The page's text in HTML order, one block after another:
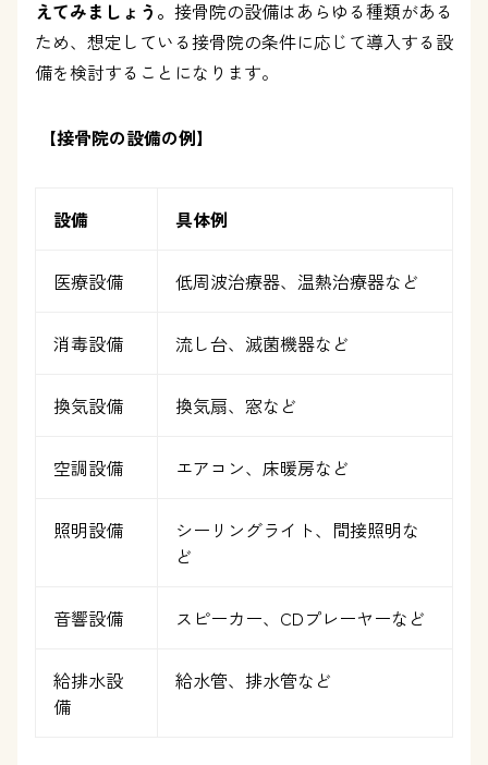
えてみましょう。 接骨院の設備はあらゆる種類がある
ため、想定している接骨院の条件に応じて導入する設
備を検討することになります。
【接骨院の設備の例】
設備 具体例
医療設備 低周波治療器、温熱治療器など
消毒設備 流し台、滅菌機器など
換気設備 換気扇、窓など
空調設備 エアコン、床暖房など
照明設備
シーリングライト、間接照明な
ど
音響設備 スピーカー、 CDプレーヤーなど
給排水設
備
給水管、排水管など